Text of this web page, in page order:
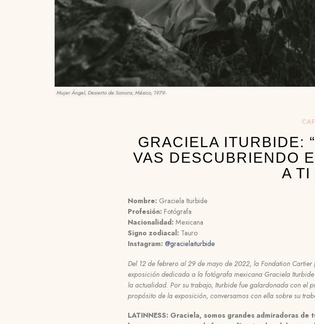
Mujer Ángel, Desierto de Sonora, México, 1979-
GRACIELA ITURBIDE:
VAS DESCUBRIENDO
A TI
Nombre: Graciela Iturbide
Profesión: Fotógrafa
Nacionalidad: Mexicana
Signo zodiacal: Tauro
Instagram: @gracielaiturbide
Del 12 de febrero al 29 de mayo de 2022, la Fondation
exposición dedicada a la fotógrafa mexicana Graciela
la actualidad. Por su trabajo, Iturbide fue galardonada con el
propósito de la exposición, conversamos con ella sobre su
LATINNESS: Graciela, somos grandes admiradoras